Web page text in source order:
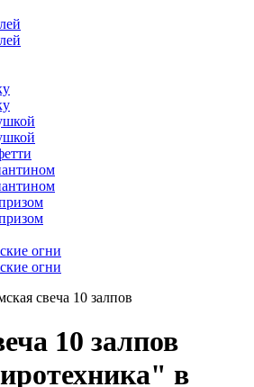
огни
огни
свеча 10 залпов
10 залпов
в